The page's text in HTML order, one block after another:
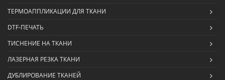
ТЕРМОАППЛИКАЦИИ ДЛЯ ТКАНИ
DTF-ПЕЧАТЬ
ТИСНЕНИЕ НА ТКАНИ
ЛАЗЕРНАЯ РЕЗКА ТКАНИ
ДУБЛИРОВАНИЕ ТКАНЕЙ